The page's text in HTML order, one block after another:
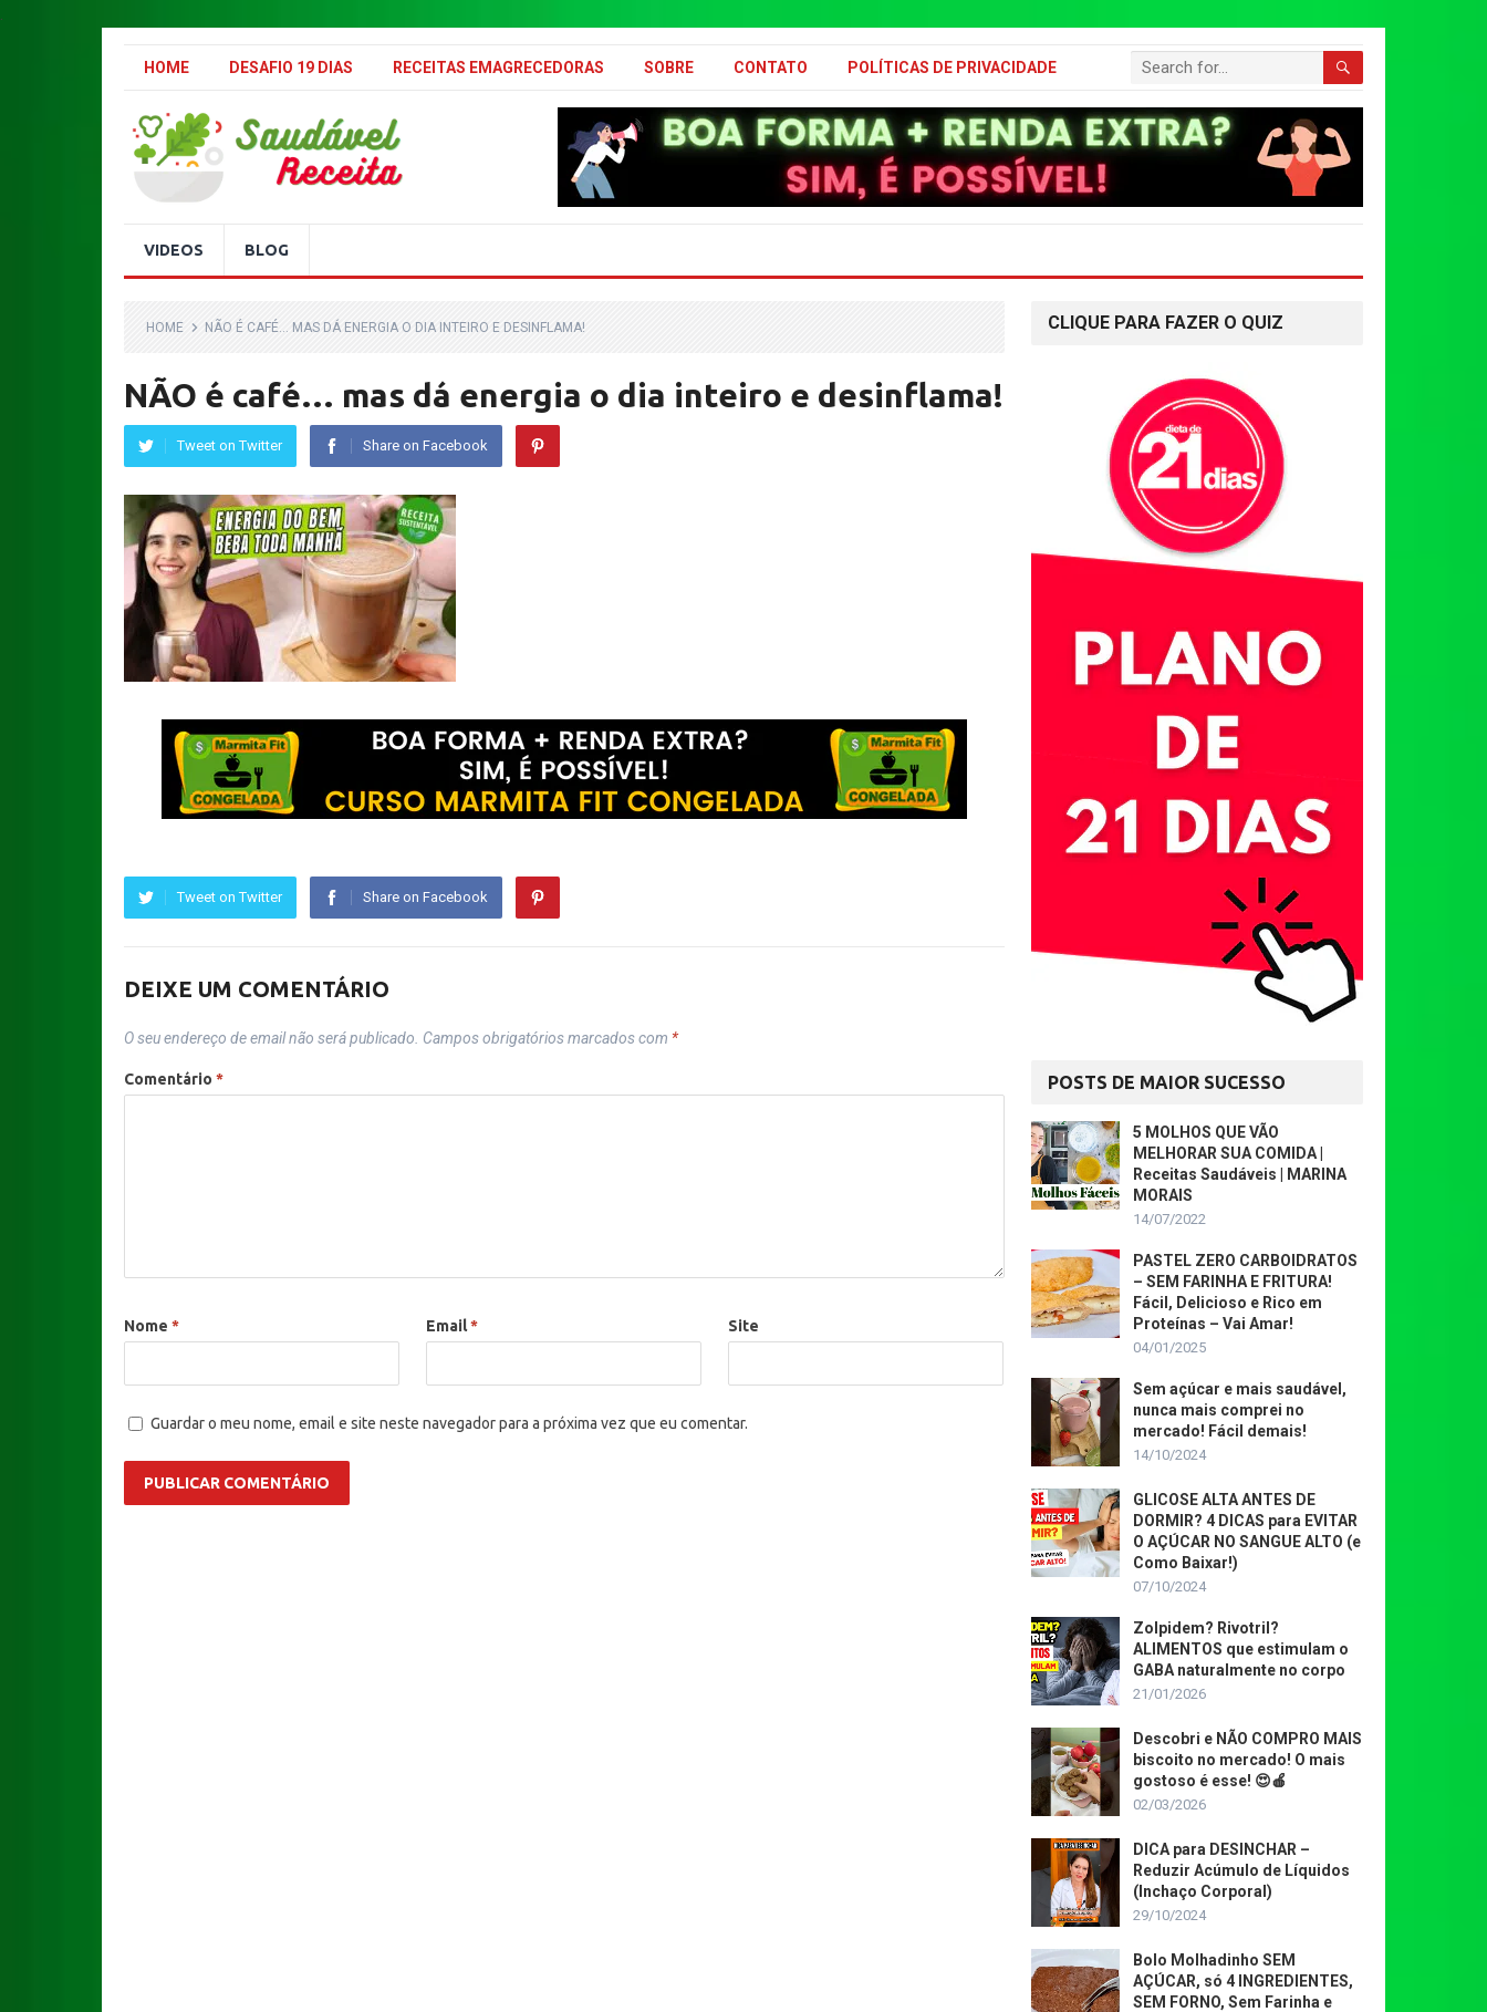
.
HOME DESAFIO 19 DIAS RECEITAS EMAGRECEDORAS SOBRE CONTATO POLÍTICAS DE PRIVACIDADE
VIDEOS BLOG
HOME NÃO É CAFÉ… MAS DÁ ENERGIA O DIA INTEIRO E DESINFLAMA!
NÃO é café… mas dá energia o dia inteiro e desinflama!
Tweet on Twitter Share on Facebook
Tweet on Twitter Share on Facebook
DEIXE UM COMENTÁRIO
O seu endereço de email não será publicado. Campos obrigatórios marcados com *
Comentário *
Nome * Email* Site
Guardar o meu nome, email e site neste navegador para a próxima vez que eu comentar.
CLIQUE PARA FAZER O QUIZ
POSTS DE MAIOR SUCESSO
5 MOLHOS QUE VÃO
MELHORAR SUA COMIDA |
Receitas Saudáveis | MARINA
MORAIS
14/07/2022
PASTEL ZERO CARBOIDRATOS
– SEM FARINHA E FRITURA!
Fácil, Delicioso e Rico em
Proteínas – Vai Amar!
04/01/2025
Sem açúcar e mais saudável,
nunca mais comprei no
mercado! Fácil demais!
14/10/2024
GLICOSE ALTA ANTES DE
DORMIR? 4 DICAS para EVITAR
O AÇÚCAR NO SANGUE ALTO (e
Como Baixar!)
07/10/2024
Zolpidem? Rivotril?
ALIMENTOS que estimulam o
GABA naturalmente no corpo
21/01/2026
Descobri e NÃO COMPRO MAIS
biscoito no mercado! O mais
gostoso é esse! 😍🍎
02/03/2026
DICA para DESINCHAR –
Reduzir Acúmulo de Líquidos
(Inchaço Corporal)
29/10/2024
Bolo Molhadinho SEM
AÇÚCAR, só 4 INGREDIENTES,
SEM FORNO, Sem Farinha e